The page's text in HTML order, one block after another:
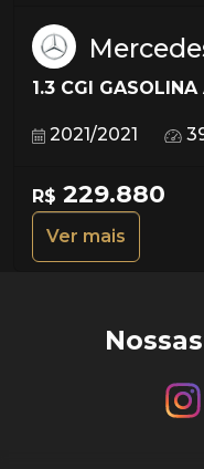
1.3 CGI
2021/2021
R$ 229.880
Ver mais